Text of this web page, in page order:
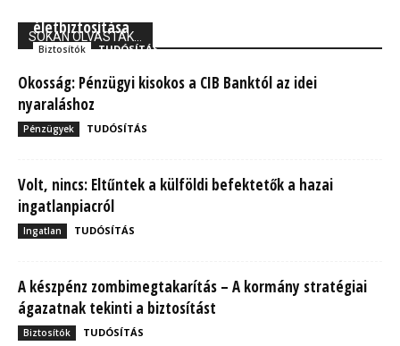
SOKAN OLVASTÁK...
életbiztosítása
Biztosítók TUDÓSÍTÁS
Okosság: Pénzügyi kisokos a CIB Banktól az idei
nyaraláshoz
Pénzügyek TUDÓSÍTÁS
Volt, nincs: Eltűntek a külföldi befektetők a hazai
ingatlanpiacról
Ingatlan TUDÓSÍTÁS
A készpénz zombimegtakarítás – A kormány stratégiai
ágazatnak tekinti a biztosítást
Biztosítók TUDÓSÍTÁS